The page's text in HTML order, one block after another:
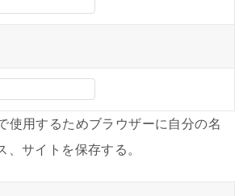
使用するためブラウザーに自分の名
、サイトを保存する。